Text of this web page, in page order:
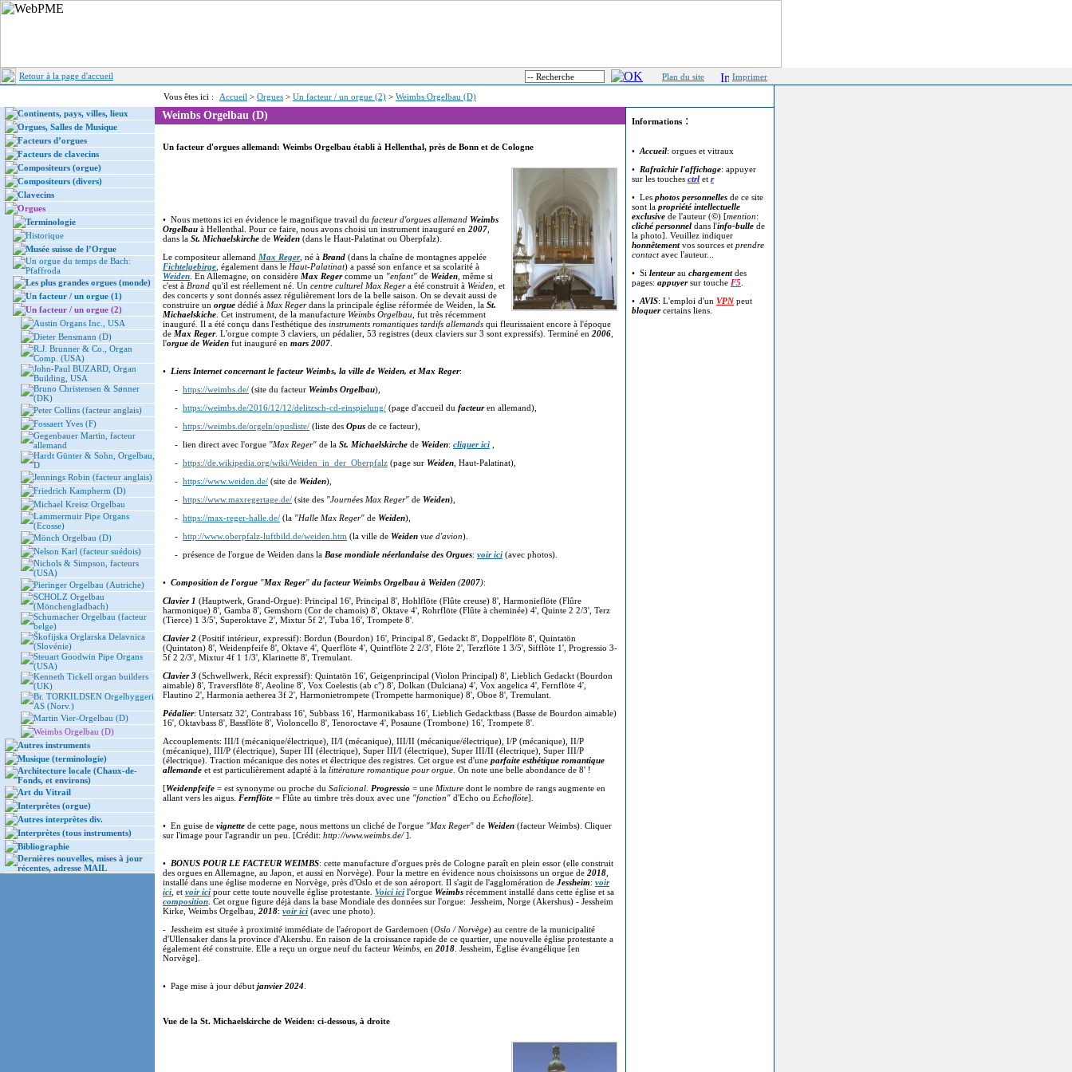
Retour à la page d'accueil Plan du site Imprimer
Vous êtes ici : Accueil > Orgues > Un facteur / un orgue (2) > Weimbs Orgelbau (D)
Continents, pays, villes, lieux
Orgues, Salles de Musique
Facteurs d’orgues
Facteurs de clavecins
Compositeurs (orgue)
Compositeurs (divers)
Clavecins
Orgues
Terminologie
Historique
Musée suisse de l’Orgue
Un orgue du temps de Bach:
Pfaffroda
Les plus grandes orgues (monde)
Un facteur / un orgue (1)
Un facteur / un orgue (2)
Austin Organs Inc., USA
Dieter Bensmann (D)
R.J. Brunner & Co., Organ
Comp. (USA)
John-Paul BUZARD, Organ
Building, USA
Bruno Christensen & Sønner
(DK)
Peter Collins (facteur anglais)
Fossaert Yves (F)
Gegenbauer Martin, facteur
allemand
Hardt Günter & Sohn, Orgelbau,
D
Jennings Robin (facteur anglais)
Friedrich Kampherm (D)
Michael Kreisz Orgelbau
Lammermuir Pipe Organs
(Ecosse)
Mönch Orgelbau (D)
Nelson Karl (facteur suédois)
Nichols & Simpson, facteurs
(USA)
Pieringer Orgelbau (Autriche)
SCHOLZ Orgelbau
(Mönchengladbach)
Schumacher Orgelbau (facteur
belge)
Škofijska Orglarska Delavnica
(Slovénie)
Steuart Goodwin Pipe Organs
(USA)
Kenneth Tickell organ builders
(UK)
Br. TORKILDSEN Orgelbyggeri
AS (Norv.)
Martin Vier-Orgelbau (D)
Weimbs Orgelbau (D)
Autres instruments
Musique (terminologie)
Architecture locale (Chaux-de-
Fonds, et environs)
Art du Vitrail
Interprètes (orgue)
Autres interprètes div.
Interprètes (tous instruments)
Bibliographie
Dernières nouvelles, mises à jour
récentes, adresse MAIL
Weimbs Orgelbau (D)
Un facteur d'orgues allemand: Weimbs Orgelbau établi à Hellenthal, près de Bonn et de Cologne
• Nous mettons ici en évidence le magnifique travail du facteur d'orgues allemand Weimbs
Orgelbau à Hellenthal. Pour ce faire, nous avons choisi un instrument inauguré en 2007
dans la St. Michaelskirche de Weiden (dans le Haut-Palatinat ou Oberpfalz).
Le compositeur allemand Max Reger, né à Brand (dans la chaîne de montagnes appelée
Fichtelgebirge , également dans le Haut-Palatinat) a passé son enfance et sa scolarité à
Weiden . En Allemagne, on considère Max Regercomme un "enfant" de Weiden , même si
c'est à Brand qu'il est réellement né. Un centre culturel Max Regera été construit à Weiden , et
des concerts y sont donnés assez régulièrement lors de la belle saison. On se devait aussi de
construire un orgue dédié à Max Regerdans la principale église réformée de Weiden, la St.
Michaelskiche . Cet instrument, de la manufacture Weimbs Orgelbau , fut très récemment
inauguré. Il a été conçu dans l'esthétique des instruments romantiques tardifs allemands qui fleurissaient encore à l'époque
de Max Reger. L'orgue compte 3 claviers, un pédalier, 53 registres (deux claviers sur 3 sont expressifs). Terminé en 2006
l'orgue de Weiden fut inauguré en mars 2007
• Liens Internet concernant le facteur Weimbs, la ville de Weiden, et Max Reger:
- https://weimbs.de/ (site du facteur Weimbs Orgelbau),
- https://weimbs.de/2016/12/12/delitzsch-cd-einspielung/ (page d'accueil du facteuren allemand),
- https://weimbs.de/orgeln/opusliste/ (liste des Opus de ce facteur),
- lien direct avec l'orgue "Max Reger" de la St. Michaelskirche de Weiden: cliquer ici
- https://de.wikipedia.org/wiki/Weiden_in_der_Oberpfalz (page sur Weiden , Haut-Palatinat),
- https://www.weiden.de/ (site de Weiden),
- https://www.maxregertage.de/ (site des "Journées Max Reger" de Weiden),
- https://max-reger-halle.de/ (la "Halle Max Reger" de Weiden),
- http://www.oberpfalz-luftbild.de/weiden.htm (la ville de Weiden vue d'avion).
- présence de l'orgue de Weiden dans la Base mondiale néerlandaise des Orgues: voir ici (avec photos).
• Composition de l'orgue "Max Reger" du facteur Weimbs Orgelbau à Weiden (2007):
Clavier 1 (Hauptwerk, Grand-Orgue): Principal 16', Principal 8', Hohlflöte (Flûte creuse) 8', Harmonieflöte (Flûre
harmonique) 8', Gamba 8', Gemshorn (Cor de chamois) 8', Oktave 4', Rohrflöte (Flûte à cheminée) 4', Quinte 2 2/3', Terz
(Tierce) 1 3/5', Superoktave 2', Mixtur 5f 2', Tuba 16', Trompete 8'.
Clavier 2 (Positif intérieur, expressif): Bordun (Bourdon) 16', Principal 8', Gedackt 8', Doppelflöte 8', Quintatön
(Quintaton) 8', Weidenpfeife 8', Oktave 4', Querflöte 4', Quintflöte 2 2/3', Flöte 2', Terzflöte 1 3/5', Sifflöte 1', Progressio 3-
5f 2 2/3', Mixtur 4f 1 1/3', Klarinette 8', Tremulant.
Clavier 3 (Schwellwerk, Récit expressif): Quintatön 16', Geigenprincipal (Violon Principal) 8', Lieblich Gedackt (Bourdon
aimable) 8', Traversflöte 8', Aeoline 8', Vox Coelestis (ab c°) 8', Dolkan (Dulciana) 4', Vox angelica 4', Fernflöte 4',
Flautino 2', Harmonia aetherea 3f 2', Harmonietrompete (Trompette harmonique) 8', Oboe 8', Tremulant.
Pédalier: Untersatz 32', Contrabass 16', Subbass 16', Harmonikabass 16', Lieblich Gedacktbass (Basse de Bourdon aimable)
16', Oktavbass 8', Bassflöte 8', Violoncello 8', Tenoroctave 4', Posaune (Trombone) 16', Trompete 8'.
Accouplements: III/I (mécanique/électrique), II/I (mécanique), III/II (mécanique/électrique), I/P (mécanique), II/P
(mécanique), III/P (électrique), Super III (électrique), Super III/I (électrique), Super III/II (électrique), Super III/P
(électrique). Traction mécanique des notes et électrique des registres. Cet orgue est d'une parfaite esthétique romantique
allemande et est particulièrement adapté à la littérature romantique pour orgue . On note une belle abondance de 8' !
[Weidenpfeife = est synonyme ou proche du Salicional Progressio = une Mixture dont le nombre de rangs augmente en
allant vers les aigus. Fernflöte = Flûte au timbre très doux avec une "fonction" d'Echo ou Echoflöte].
• En guise de vignette de cette page, nous mettons un cliché de l'orgue "Max Reger" de Weiden (facteur Weimbs). Cliquer
sur l'image pour l'agrandir un peu. [Crédit: http://www.weimbs.de/].
• BONUS POUR LE FACTEUR WEIMBS: cette manufacture d'orgues près de Cologne paraît en plein essor (elle construit
des orgues en Allemagne, au Japon, et aussi en Norvège). Pour la mettre en évidence nous choisissons un orgue de 2018
installé dans une église moderne en Norvège, près d'Oslo et de son aéroport. Il s'agit de l'agglomération de Jessheim: voir
ici , et voir ici pour cette toute nouvelle église protestante. Voici ici l'orgue Weimbs récemment installé dans cette église et sa
composition . Cet orgue figure déjà dans la base Mondiale des données sur l'orgue: Jessheim, Norge (Akershus) - Jessheim
Kirke, Weimbs Orgelbau, 2018: voir ici (avec une photo).
- Jessheim est située à proximité immédiate de l'aéroport de Gardemoen (Oslo / Norvège) au centre de la municipalité
d'Ullensaker dans la province d'Akershu. En raison de la croissance rapide de ce quartier, une nouvelle église protestante a
également été construite. Elle a reçu un orgue neuf du facteur Weimbs , en 2018 . Jessheim, Église évangélique [en
Norvège].
• Page mise à jour début janvier 2024
Vue de la St. Michaelskirche de Weiden: ci-dessous, à droite
Informations :
• Accueil: orgues et vitraux
• Rafraîchir l'affichage: appuyer
sur les touches ctrl et r
• Les photos personnelles de ce site
sont la propriété intellectuelle
exclusive de l'auteur (©) [mention:
cliché personnel dans l'info-bulle de
la photo]. Veuillez indiquer
honnêtementvos sources et prendre
contactavec l'auteur...
• Si lenteurau chargementdes
pages: appuyersur touche F5
• AVIS: L'emploi d'un VPNpeut
bloquercertains liens.